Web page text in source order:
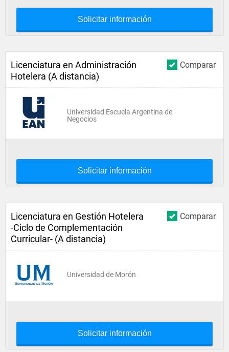
Solicitar información
Comparar
Licenciatura en Administración
Hotelera (A distancia)
Universidad Escuela Argentina de
Negocios
Solicitar información
Comparar
Licenciatura en Gestión Hotelera
-Ciclo de Complementación
Curricular- (A distancia)
Universidad de Morón
Solicitar información